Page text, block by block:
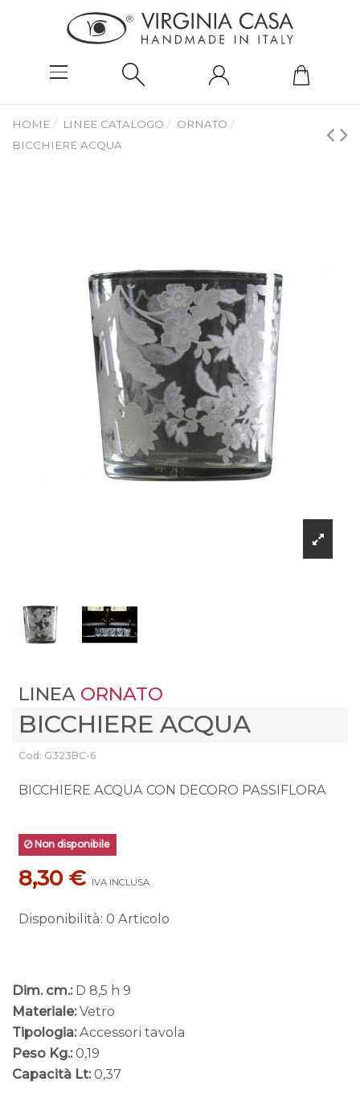
HOME LINEE CATALOGO
ORNATO
BICCHIERE ACQUA
LINEA ORNATO
BICCHIERE ACQUA
Cod: G323BC-6
BICCHIERE ACQUA CON DECORO PASSIFLORA
Non disponibile
8,30 € IVA INCLUSA
Disponibilità: 0 Articolo
Dim. cm.: D 8,5 h 9
Materiale: Vetro
Tipologia: Accessori tavola
Peso Kg.: 0,19
Capacità Lt: 0,37